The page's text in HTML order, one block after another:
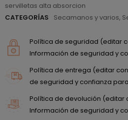
servilletas alta absorcion
CATEGORÍAS
Secamanos y varios,
Política de seguridad (editar
Información de seguridad y
Política de entrega (editar
de seguridad y confianza
Política de devolución (editar
Información de seguridad y